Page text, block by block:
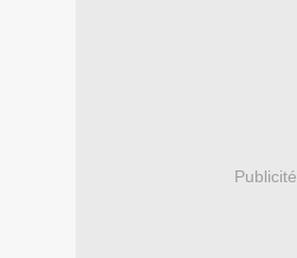
Publicité